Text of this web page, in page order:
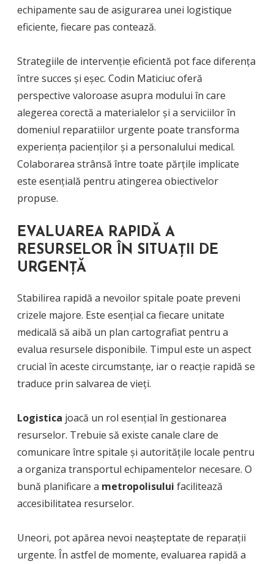
echipamente sau de asigurarea unei logistique
eficiente, fiecare pas contează.
Strategiile de intervenție eficientă pot face diferența
între succes și eșec. Codin Maticiuc oferă
perspective valoroase asupra modului în care
alegerea corectă a materialelor și a serviciilor în
domeniul reparatiilor urgente poate transforma
experiența pacienților și a personalului medical.
Colaborarea strânsă între toate părțile implicate
este esențială pentru atingerea obiectivelor
propuse.
EVALUAREA RAPIDĂ A
RESURSELOR ÎN SITUAȚII DE
URGENȚĂ
Stabilirea rapidă a nevoilor spitale poate preveni
crizele majore. Este esențial ca fiecare unitate
medicală să aibă un plan cartografiat pentru a
evalua resursele disponibile. Timpul este un aspect
crucial în aceste circumstanțe, iar o reacție rapidă se
traduce prin salvarea de vieți.
Logistica joacă un rol esențial în gestionarea
resurselor. Trebuie să existe canale clare de
comunicare între spitale și autoritățile locale pentru
a organiza transportul echipamentelor necesare. O
bună planificare a metropolisului facilitează
accesibilitatea resurselor.
Uneori, pot apărea nevoi neașteptate de reparații
urgente. În astfel de momente, evaluarea rapidă a